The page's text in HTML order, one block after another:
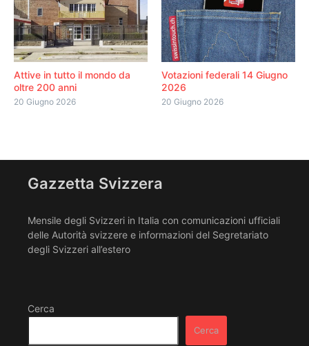
Attive in tutto il mondo da
oltre 200 anni
20 Giugno 2026
Votazioni federali 14 Giugno
2026
20 Giugno 2026
Gazzetta Svizzera
Mensile degli Svizzeri in Italia con comunicazioni ufficiali
delle Autorità svizzere e informazioni del Segretariato
degli Svizzeri all’estero
Cerca
Cerca